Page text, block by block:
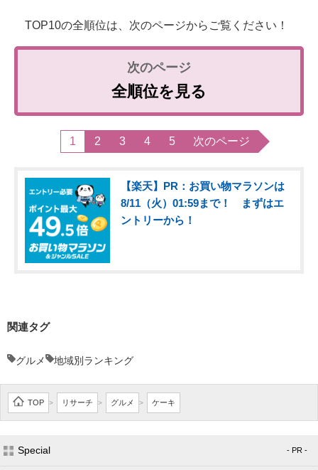
TOP10の全順位は、次のページからご覧ください！
全順位を見る
1 2 3 4 5 次のページ
【楽天】PR：お買い物マラソンは
8/11（火）01:59まで！ まずはエ
ントリーから！
関連タグ
グルメ 地域別ランキング
TOP > リサーチ > グルメ > ケーキ
Special - PR -